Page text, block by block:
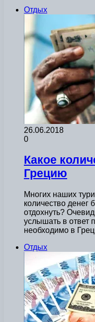
Отдых
26.06.2018
0
Какое
Грецию
Многих наших
количество денег
отдохнуть?
услышать в ответ
необходимо в
Отдых